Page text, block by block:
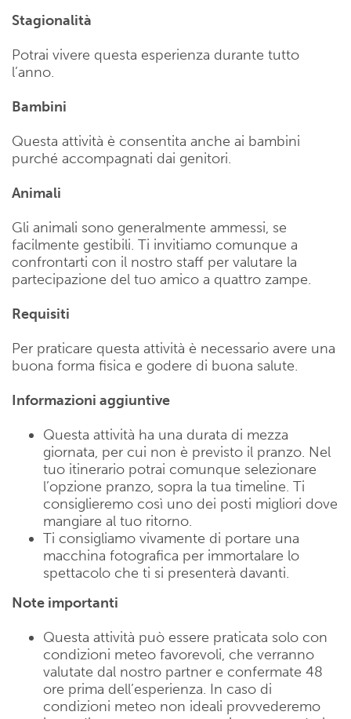
Stagionalità
Potrai vivere questa esperienza durante tutto
l’anno.
Bambini
Questa attività è consentita anche ai bambini
purché accompagnati dai genitori.
Animali
Gli animali sono generalmente ammessi, se
facilmente gestibili. Ti invitiamo comunque a
confrontarti con il nostro staff per valutare la
partecipazione del tuo amico a quattro zampe.
Requisiti
Per praticare questa attività è necessario avere una
buona forma fisica e godere di buona salute.
Informazioni aggiuntive
Questa attività ha una durata di mezza
giornata, per cui non è previsto il pranzo. Nel
tuo itinerario potrai comunque selezionare
l’opzione pranzo, sopra la tua timeline. Ti
consiglieremo così uno dei posti migliori dove
mangiare al tuo ritorno.
Ti consigliamo vivamente di portare una
macchina fotografica per immortalare lo
spettacolo che ti si presenterà davanti.
Note importanti
Questa attività può essere praticata solo con
condizioni meteo favorevoli, che verranno
valutate dal nostro partner e confermate 48
ore prima dell’esperienza. In caso di
condizioni meteo non ideali provvederemo